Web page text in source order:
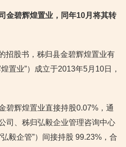
金碧辉煌置业，同年10月将其转
招股书，秭归县金碧辉煌置业有
置业”）成立于2013年5月10日，
碧辉煌置业直接持股0.07%，通
司、秭归弘毅企业管理咨询中心
毅企管”）间接持股 99.23%，合